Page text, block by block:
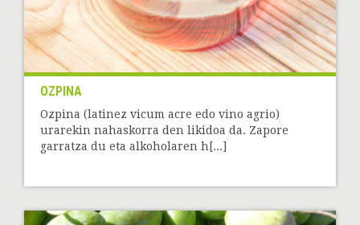
OZPINA
Ozpina (latinez vicum acre edo vino agrio)
urarekin nahaskorra den likidoa da. Zapore
garratza du eta alkoholaren h[...]